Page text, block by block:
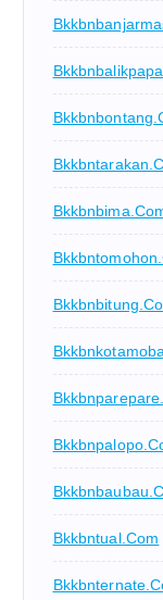
Bkkbntual.com